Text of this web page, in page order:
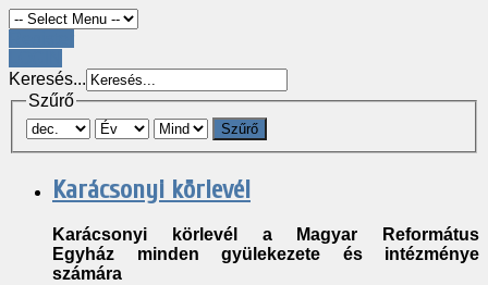
Keresés...
Szűrő
Szűrő
Karácsonyi körlevél
Karácsonyi körlevél a Magyar Református
Egyház minden gyülekezete és intézménye
számára